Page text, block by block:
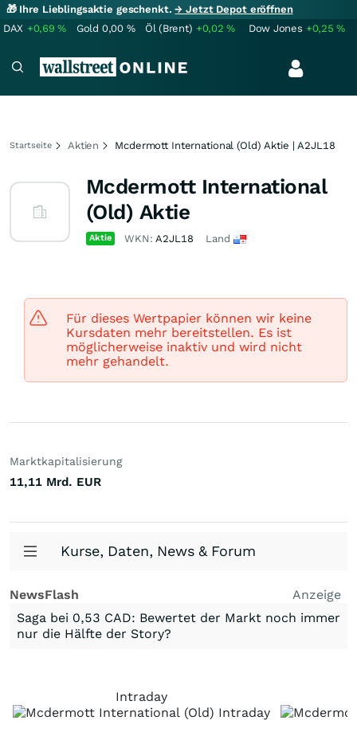
🎁 Ihre Lieblingsaktie geschenkt.→ Jetzt Depot eröffnen
DAX +0,69% Gold 0,00 % Öl (Brent) +0,02% Dow Jones +0,25%
Startseite Aktien Mcdermott International (Old) Aktie | A2JL18
Mcdermott International
(Old) Aktie
Aktie WKN:A2JL18 Land
Für dieses Wertpapier können wir keine
Kursdaten mehr bereitstellen. Es ist
möglicherweise inaktiv und wird nicht
mehr gehandelt.
Marktkapitalisierung
11,11 Mrd. EUR
Kurse, Daten, News & Forum
NewsFlash
Anzeige
Saga bei 0,53 CAD: Bewertet der Markt noch immer
nur die Hälfte der Story?
Intraday